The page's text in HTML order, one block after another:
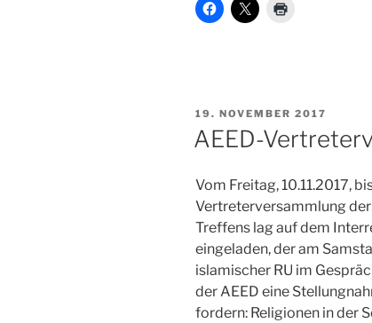
VERÖFFENTLICHT
AM
19. NOVEMBER 2017
AEED-
Vom Freitag, 10.11.2017,
Vertreterversammlung
Treffens lag auf dem
eingeladen, der am
islamischer RU im
der AEED eine
fordern: Religionen in der